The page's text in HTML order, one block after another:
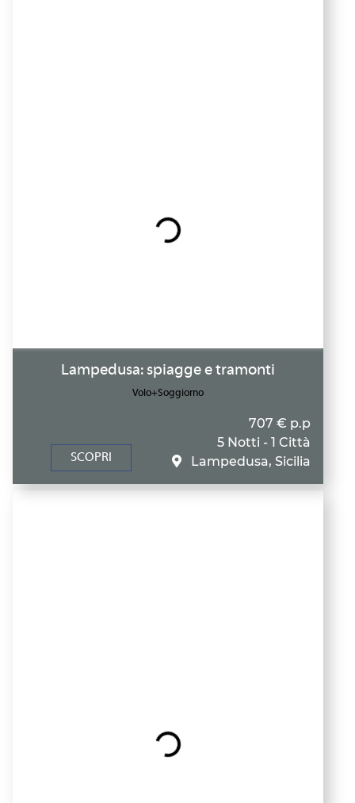
Lampedusa: spiagge e tramonti
Volo+Soggiorno
SCOPRI
707 € p.p
5 Notti - 1 Città
Lampedusa, Sicilia